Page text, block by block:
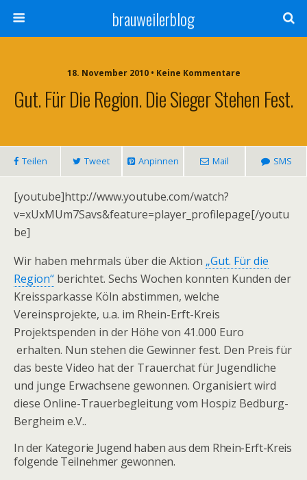
brauweilerblog
18. November 2010 • Keine Kommentare
Gut. Für Die Region. Die Sieger Stehen Fest.
Teilen Tweet Anpinnen Mail SMS
[youtube]http://www.youtube.com/watch?
v=xUxMUm7Savs&feature=player_profilepage[/youtu
be]
Wir haben mehrmals über die Aktion „Gut. Für die
Region“ berichtet. Sechs Wochen konnten Kunden der
Kreissparkasse Köln abstimmen, welche
Vereinsprojekte, u.a. im Rhein-Erft-Kreis
Projektspenden in der Höhe von 41.000 Euro
erhalten. Nun stehen die Gewinner fest. Den Preis für
das beste Video hat der Trauerchat für Jugendliche
und junge Erwachsene gewonnen. Organisiert wird
diese Online-Trauerbegleitung vom Hospiz Bedburg-
Bergheim e.V..
In der Kategorie Jugend haben aus dem Rhein-Erft-Kreis
folgende Teilnehmer gewonnen.